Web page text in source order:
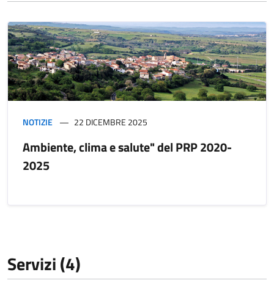
NOTIZIE 22 DICEMBRE 2025
Ambiente, clima e salute" del PRP 2020-
2025
Servizi (4)